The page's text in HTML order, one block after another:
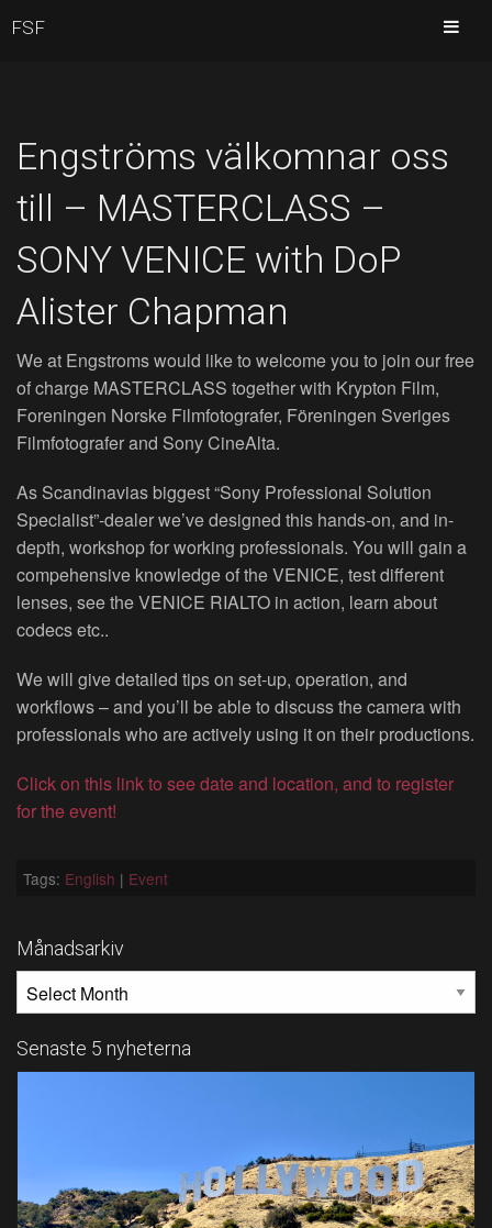
Engströms välkomnar oss
till – MASTERCLASS –
SONY VENICE with DoP
Alister Chapman
We at Engstroms would like to welcome you to join our free
of charge MASTERCLASS together with Krypton Film,
Foreningen Norske Filmfotografer, Föreningen Sveriges
Filmfotografer and Sony CineAlta.
As Scandinavias biggest “Sony Professional Solution
Specialist”-dealer we’ve designed this hands-on, and in-
depth, workshop for working professionals. You will gain a
compehensive knowledge of the VENICE, test different
lenses, see the VENICE RIALTO in action, learn about
codecs etc..
We will give detailed tips on set-up, operation, and
workflows – and you’ll be able to discuss the camera with
professionals who are actively using it on their productions.
Click on this link to see date and location, and to register
for the event!
Tags: English | Event
Månadsarkiv
Senaste 5 nyheterna
FSF